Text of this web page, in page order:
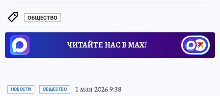
ОБЩЕСТВО
ЧИТАЙТЕ НАС В МАХ!
НОВОСТИ ОБЩЕСТВО 1 мая 2026 9:38